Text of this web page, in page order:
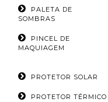
PALETA DE
SOMBRAS
PINCEL DE
MAQUIAGEM
PROTETOR SOLAR
PROTETOR TÉRMICO